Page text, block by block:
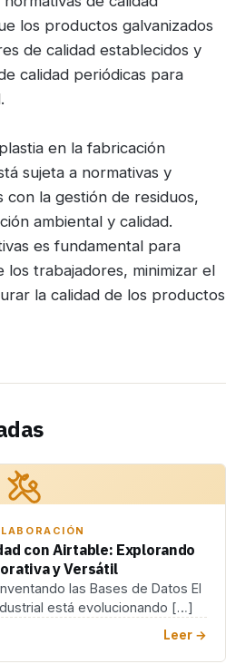
los productos galvanizados
de calidad establecidos y
calidad periódicas para
en la fabricación
sujeta a normativas y
con la gestión de residuos,
ambiental y calidad.
es fundamental para
los trabajadores, minimizar el
la calidad de los productos
con Airtable: Explorando
y Versátil
las Bases de Datos El
está evolucionando […]
Leer →